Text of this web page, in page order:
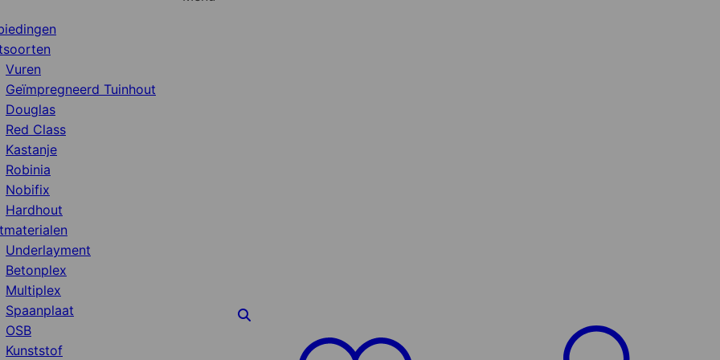
Vuren
Geïmpregneerd Tuinhout
Douglas
Red Class
Kastanje
Robinia
Nobifix
Hardhout
Underlayment
Betonplex
Multiplex
Spaanplaat
OSB
Kunststof